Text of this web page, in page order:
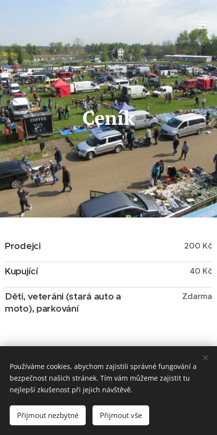
Ceník
Prodejci 200 Kč
Kupující 40 Kč
Děti, veteráni (stará auto a
moto), parkování
Zdarma
Burza Svitavy| 2024 | Vítejte u nás
Vytvořeno službou Webnode
Používáme cookies, abychom zajistili správné fungování a
bezpečnost našich stránek. Tím vám můžeme zajistit tu
nejlepší zkušenost při jejich návštěvě.
Přijmout nezbytné Přijmout vše